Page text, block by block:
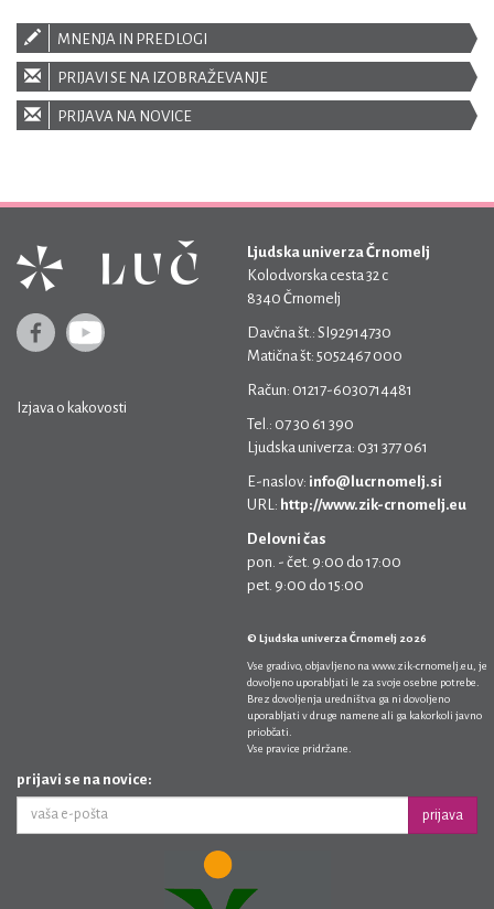
MNENJA IN PREDLOGI
PRIJAVI SE NA IZOBRAŽEVANJE
PRIJAVA NA NOVICE
Izjava o kakovosti
Ljudska univerza Črnomelj
Kolodvorska cesta 32 c
8340 Črnomelj
Davčna št.: SI92914730
Matična št: 5052467 000
Račun: 01217-6030714481
Tel.: 07 30 61 390
Ljudska univerza: 031 377 061
E-naslov: info@lucrnomelj.si
URL: http://www.zik-crnomelj.eu
Delovni čas
pon. - čet. 9:00 do 17:00
pet. 9:00 do 15:00
© Ljudska univerza Črnomelj 2026
Vse gradivo, objavljeno na www.zik-crnomelj.eu , je
dovoljeno uporabljati le za svoje osebne potrebe.
Brez dovoljenja uredništva ga ni dovoljeno
uporabljati v druge namene ali ga kakorkoli javno
priobčati.
Vse pravice pridržane.
prijavi se na novice:
prijava